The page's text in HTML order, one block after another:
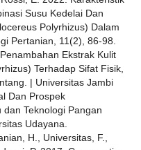
Susu Kedelai Dan
Polyrhizus) Dalam
Pertanian, 11(2), 86-98.
Ekstrak Kulit
Terhadap Sifat Fisik,
| Universitas Jambi
Dan Prospek
Teknologi Pangan
Udayana.
H., Universitas, F.,